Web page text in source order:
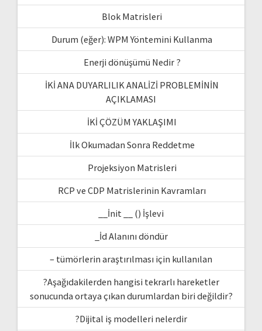
Blok Matrisleri
Durum (eğer): WPM Yöntemini Kullanma
Enerji dönüşümü Nedir ?
İKİ ANA DUYARLILIK ANALİZİ PROBLEMİNİN
AÇIKLAMASI
İKİ ÇÖZÜM YAKLAŞIMI
İlk Okumadan Sonra Reddetme
Projeksiyon Matrisleri
RCP ve CDP Matrislerinin Kavramları
__İnit __ () İşlevi
_İd Alanını döndür
– tümörlerin araştırılması için kullanılan
?Aşağıdakilerden hangisi tekrarlı hareketler
sonucunda ortaya çıkan durumlardan biri değildir?
?Dijital iş modelleri nelerdir